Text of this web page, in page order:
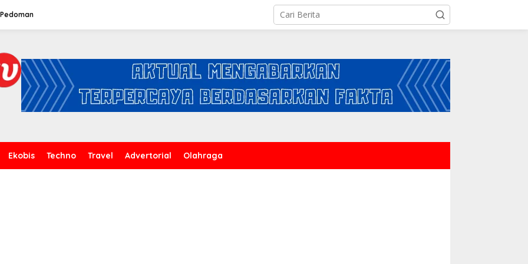
Pedoman
Ekobis Techno Travel Advertorial Olahraga